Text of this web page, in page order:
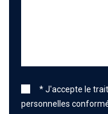
* J'accepte le
personnelles